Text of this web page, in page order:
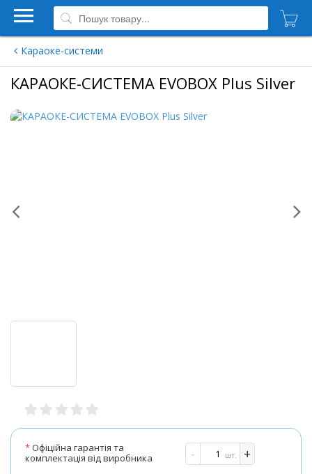
Караоке-системи
КАРАОКЕ-СИСТЕМА EVOBOX Plus Silver
*Офіційна гарантія та
комплектація від виробника
- +
шт.